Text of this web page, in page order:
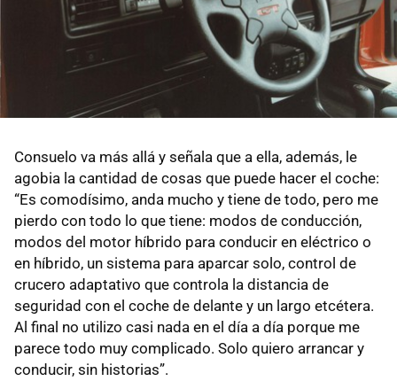
Consuelo va más allá y señala que a ella, además, le
agobia la cantidad de cosas que puede hacer el coche:
“Es comodísimo, anda mucho y tiene de todo, pero me
pierdo con todo lo que tiene: modos de conducción,
modos del motor híbrido para conducir en eléctrico o
en híbrido, un sistema para aparcar solo, control de
crucero adaptativo que controla la distancia de
seguridad con el coche de delante y un largo etcétera.
Al final no utilizo casi nada en el día a día porque me
parece todo muy complicado. Solo quiero arrancar y
conducir, sin historias”.